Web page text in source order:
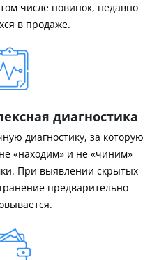
числе новинок, недавно
в продаже.
диагностика
диагностику, за которую
«находим» и не «чиним»
При выявлении скрытых
предварительно